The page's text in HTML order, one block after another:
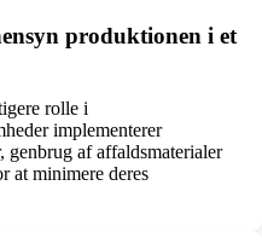
produktionen i et
rolle i
implementerer
af affaldsmaterialer
at minimere deres